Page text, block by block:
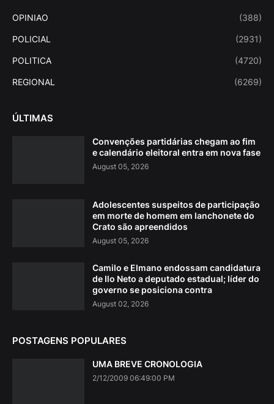
OPINIAO (388)
POLICIAL (2931)
POLITICA (4720)
REGIONAL (6269)
ÚLTIMAS
Convenções partidárias chegam ao fim
e calendário eleitoral entra em nova fase
August 05, 2026
Adolescentes suspeitos de participação
em morte de homem em lanchonete do
Crato são apreendidos
August 05, 2026
Camilo e Elmano endossam candidatura
de Ilo Neto a deputado estadual; líder do
governo se posiciona contra
August 02, 2026
POSTAGENS POPULARES
UMA BREVE CRONOLOGIA
2/12/2009 06:49:00 PM